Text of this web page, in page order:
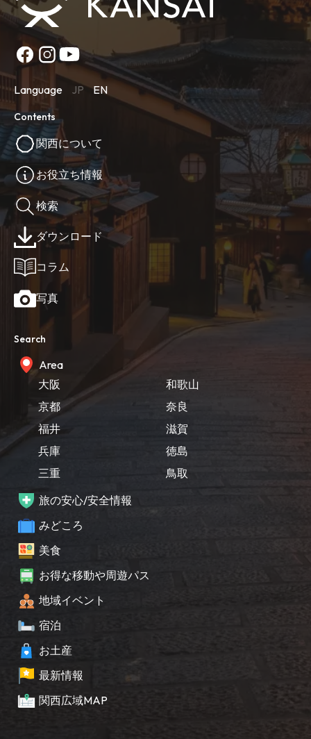
Language JP EN
Contents
関西について
お役立ち情報
検索
ダウンロード
コラム
写真
Search
Area
大阪
京都
福井
兵庫
三重
和歌山
奈良
滋賀
徳島
鳥取
旅の安心/安全情報
みどころ
美食
お得な移動や周遊パス
地域イベント
宿泊
お土産
最新情報
関西広域MAP